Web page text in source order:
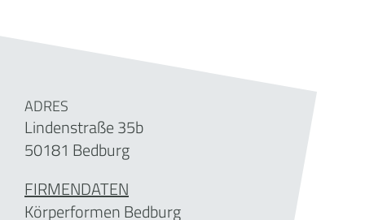
ADRES
Lindenstraße 35b
50181 Bedburg
FIRMENDATEN
Körperformen Bedburg